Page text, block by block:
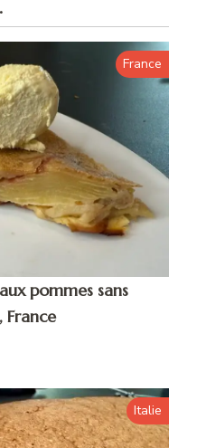
France
pommes sans
France
Italie